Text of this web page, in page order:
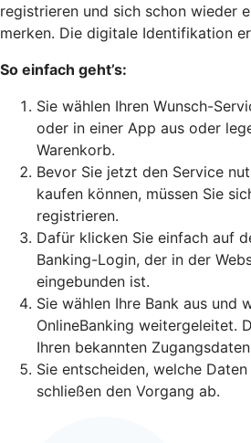
registrieren und sich schon wieder
merken. Die digitale Identifikation
So einfach geht’s:
Sie wählen Ihren Wunsch-
oder in einer App aus oder
Warenkorb.
Bevor Sie jetzt den Service
kaufen können, müssen Sie
registrieren.
Dafür klicken Sie einfach auf
Banking-Login, der in der
eingebunden ist.
Sie wählen Ihre Bank aus und
OnlineBanking weitergeleitet.
Ihren bekannten
Sie entscheiden, welche
schließen den Vorgang ab.